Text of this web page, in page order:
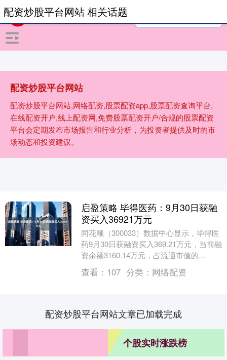
配资炒股平台网站
配资炒股平台网站,网络配资,股票配资app,股票配资查询平台,
在线配资开户,线上配资网,免费股票配资开户/合规的股票配资
平台会定期发布市场报告和行业分析，为投资者提供及时的市
场动态和投资建议。
配资炒股平台网站 相关话题
启盈策略 毕得医药：9月30日获融
资买入36921万元
同花顺（300033）数据中心显示，毕得医
药9月30日获融资买入369.21万元，当前融
资余额3160.14万元，占流通市值的
0.95%，低于历史30%分位水平....
查看： 107 分类： 网络配资
配资炒股平台网站文章已加载完成
个股实时涨跌榜